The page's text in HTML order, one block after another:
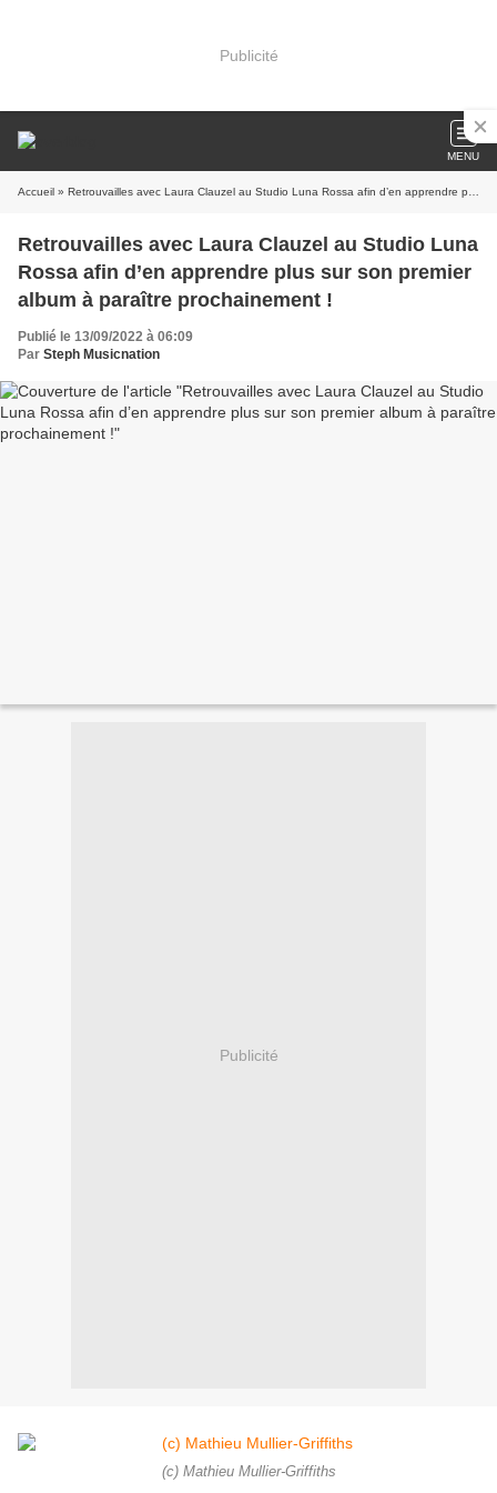
Publicité
MENU
Accueil » Retrouvailles avec Laura Clauzel au Studio Luna Rossa afin d’en apprendre plus sur son premier album à paraître prochainement !
Retrouvailles avec Laura Clauzel au Studio Luna
Rossa afin d’en apprendre plus sur son premier
album à paraître prochainement !
Publié le 13/09/2022 à 06:09
Par Steph Musicnation
Publicité
(c) Mathieu Mullier-Griffiths